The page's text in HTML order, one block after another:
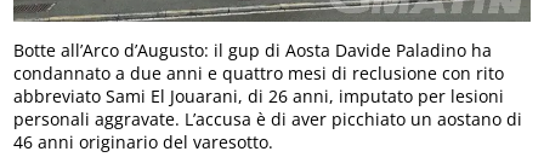
Botte all’Arco d’Augusto: il gup di Aosta Davide Paladino ha
condannato a due anni e quattro mesi di reclusione con rito
abbreviato Sami El Jouarani, di 26 anni, imputato per lesioni
personali aggravate. L’accusa è di aver picchiato un aostano di
46 anni originario del varesotto.